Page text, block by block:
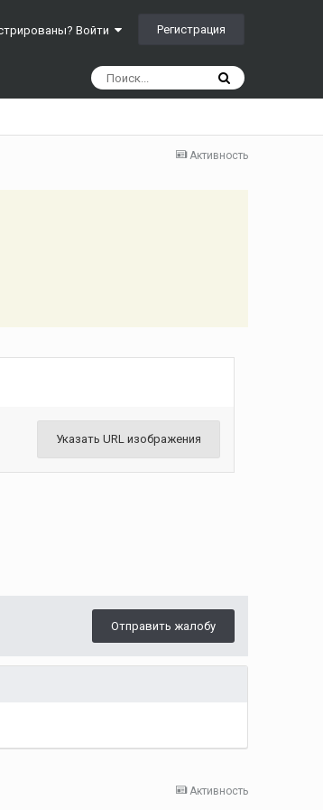
Войти Регистрация
Активность
Указать URL изображения
Отправить жалобу
Активность